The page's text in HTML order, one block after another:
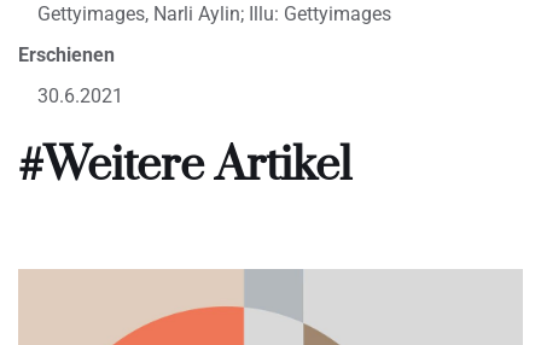
Gettyimages, Narli Aylin; Illu: Gettyimages
Erschienen
30.6.2021
#Weitere Artikel